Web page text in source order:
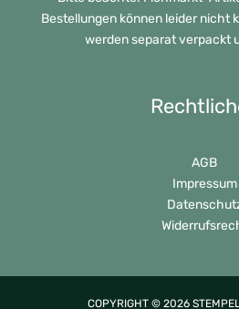
Bestellungen können leider nicht
werden separat verpackt
AGB
Impressum
COPYRIGHT © 2026